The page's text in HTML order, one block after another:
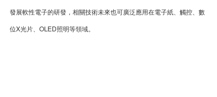
發展軟性電子的研發，相關技術未來也可廣泛應用在電子紙、觸控、數
位X光片、OLED照明等領域。